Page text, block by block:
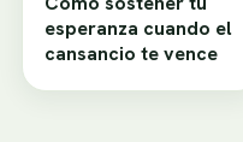
esperanza cuando el
cansancio te vence